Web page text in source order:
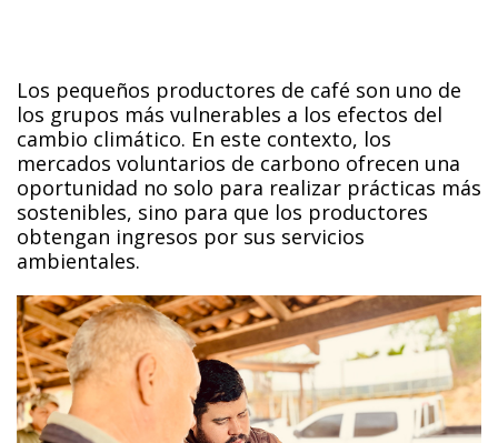
Los pequeños productores de café son uno de
los grupos más vulnerables a los efectos del
cambio climático. En este contexto, los
mercados voluntarios de carbono ofrecen una
oportunidad no solo para realizar prácticas más
sostenibles, sino para que los productores
obtengan ingresos por sus servicios
ambientales.